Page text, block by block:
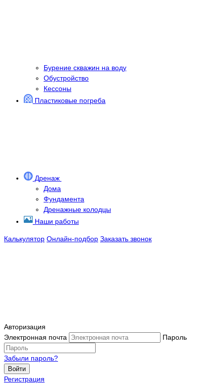
Бурение скважин на воду
Обустройство
Кессоны
Пластиковые погреба
Дренаж
Дома
Фундамента
Дренажные колодцы
Наши работы
Калькулятор Онлайн-подбор Заказать звонок
Авторизация
Электронная почта
Пароль
Забыли пароль?
Войти
Регистрация